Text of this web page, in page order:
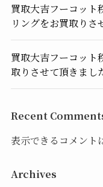
買取大吉フーコット
リングをお買取りさ
買取大吉フーコット
取りさせて頂きまし
Recent
表示できるコメント
Archives